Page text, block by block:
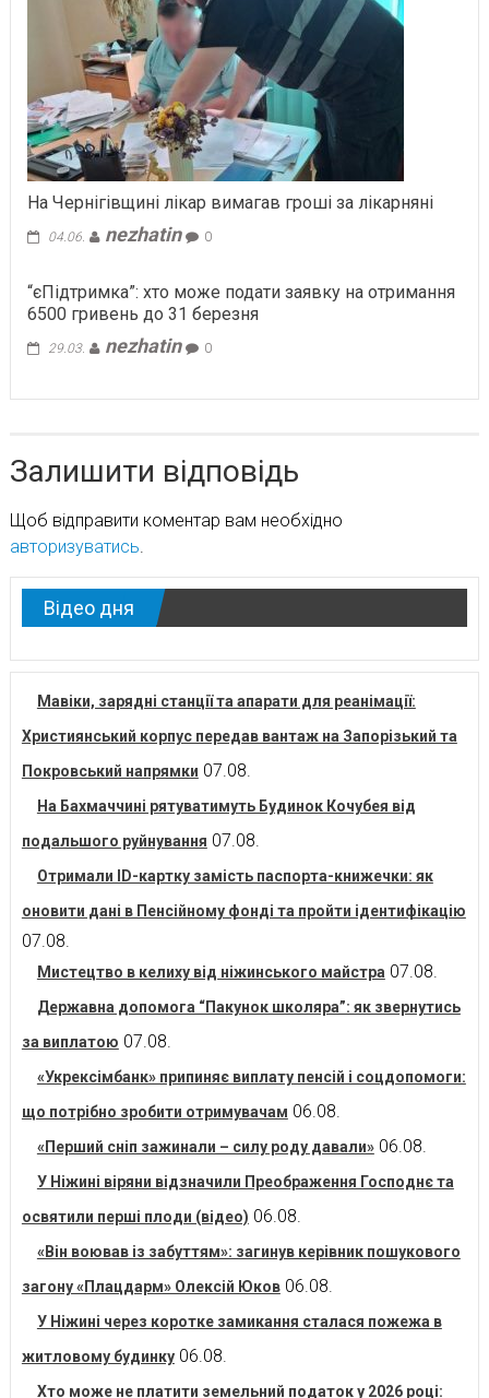
На Чернігівщині лікар вимагав гроші за лікарняні
04.06. nezhatin 0
“єПідтримка”: хто може подати заявку на отримання
6500 гривень до 31 березня
29.03. nezhatin 0
Залишити відповідь
Щоб відправити коментар вам необхідно
авторизуватись.
Відео дня
Мавіки, зарядні станції та апарати для реанімації:
Християнський корпус передав вантаж на Запорізький та
Покровський напрямки 07.08.
На Бахмаччині рятуватимуть Будинок Кочубея від
подальшого руйнування 07.08.
Отримали ID-картку замість паспорта-книжечки: як
оновити дані в Пенсійному фонді та пройти ідентифікацію
07.08.
Мистецтво в келиху від ніжинського майстра 07.08.
Державна допомога “Пакунок школяра”: як звернутись
за виплатою 07.08.
«Укрексімбанк» припиняє виплату пенсій і соцдопомоги:
що потрібно зробити отримувачам 06.08.
«Перший сніп зажинали – силу роду давали» 06.08.
У Ніжині віряни відзначили Преображення Господнє та
освятили перші плоди (відео) 06.08.
«Він воював із забуттям»: загинув керівник пошукового
загону «Плацдарм» Олексій Юков 06.08.
У Ніжині через коротке замикання сталася пожежа в
житловому будинку 06.08.
Хто може не платити земельний податок у 2026 році: